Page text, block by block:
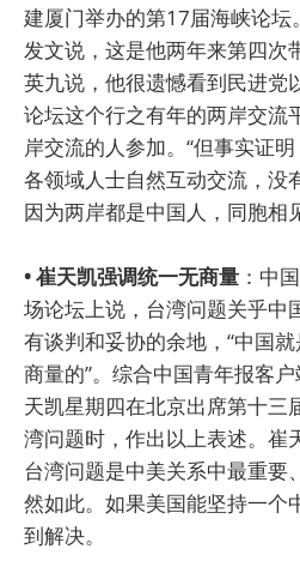
建厦门举办的第17届海峡论坛
发文说，这是他两年来第四次
英九说，他很遗憾看到民进党
论坛这个行之有年的两岸交流
岸交流的人参加。“但事实证
各领域人士自然互动交流，没
因为两岸都是中国人，同胞相
• 崔天凯强调统一无商量 ：中
场论坛上说，台湾问题关乎中
有谈判和妥协的余地，“中国
商量的”。综合中国青年报客
天凯星期四在北京出席第十三
湾问题时，作出以上表述。崔
台湾问题是中美关系中最重要
然如此。如果美国能坚持一个
到解决。